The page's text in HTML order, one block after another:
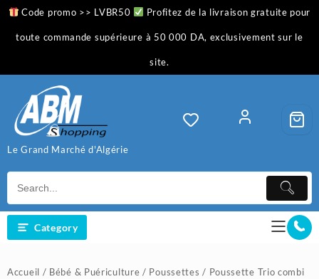
Skip
content
Code promo >> LVBR50 Profitez de la livraison gratuite pour
toute commande supérieure à 50 000 DA, exclusivement sur le
site.
Le Grand Marché d'Algérie
Category
Accueil / Bébé & Puériculture / Poussettes / Poussette Trio combi